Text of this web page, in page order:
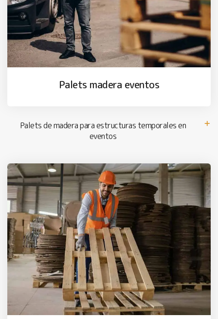
Palets madera eventos
Palets de madera para estructuras temporales en
eventos